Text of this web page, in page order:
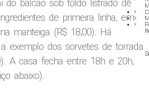
do balcão sob toldo listrado de
de primeira linha, em
manteiga (R$ 18,00). Há
exemplo dos sorvetes de torrada
A casa fecha entre 18h e 20h,
abaixo).